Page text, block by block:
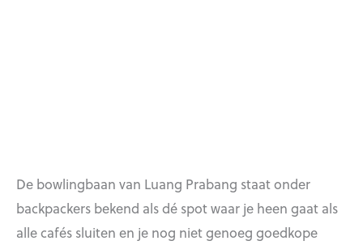
De bowlingbaan van Luang Prabang staat onder
backpackers bekend als dé spot waar je heen gaat als
alle cafés sluiten en je nog niet genoeg goedkope